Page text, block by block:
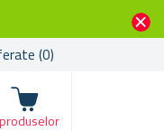
(0)
Coșul